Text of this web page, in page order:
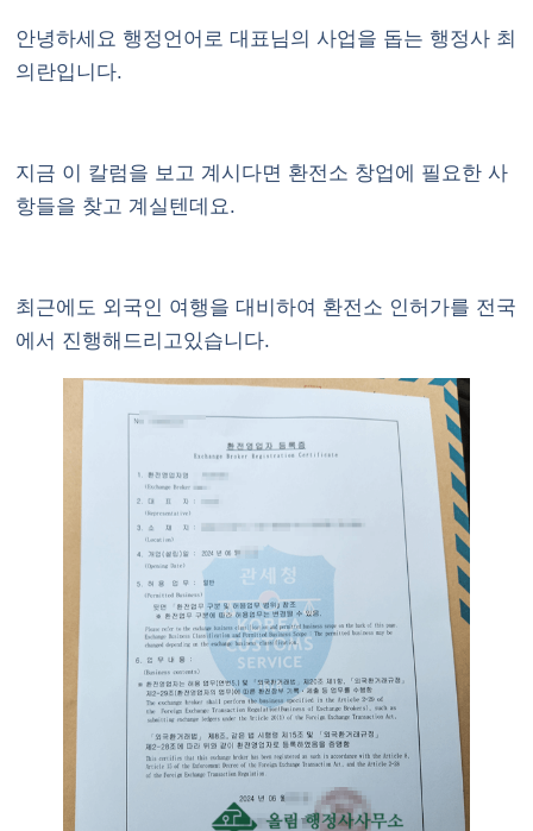
안녕하세요 행정언어로 대표님의 사업을 돕는 행정사 최
의란입니다.
지금 이 칼럼을 보고 계시다면 환전소 창업에 필요한 사
항들을 찾고 계실텐데요.
최근에도 외국인 여행을 대비하여 환전소 인허가를 전국
에서 진행해드리고있습니다.